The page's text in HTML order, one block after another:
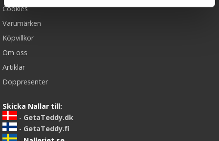
Cookies
Varumärken
Köpvillkor
Om oss
Artiklar
Doppresenter
Skicka Nallar till:
- GetaTeddy.dk
- GetaTeddy.fi